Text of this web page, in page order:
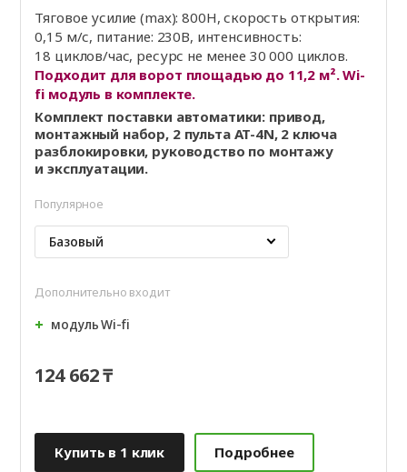
Тяговое усилие (max): 800Н, скорость открытия:
0,15 м/с, питание: 230В, интенсивность:
18 циклов/час, ресурс не менее 30 000 циклов.
Подходит для ворот площадью до 11,2 м². Wi-
fi модуль в комплекте.
Комплект поставки автоматики: привод,
монтажный набор, 2 пульта AT-4N, 2 ключа
разблокировки, руководство по монтажу
и эксплуатации.
Популярное
Базовый
Дополнительно входит
модуль Wi‑fi
124 662 ₸
Купить в 1 клик Подробнее